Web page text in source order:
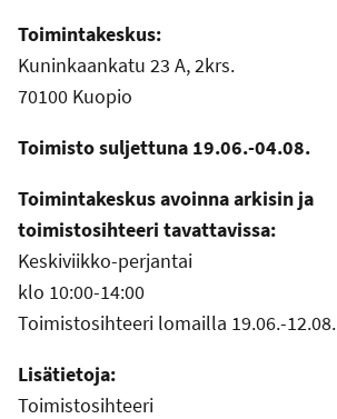
Toimintakeskus:
Kuninkaankatu 23 A, 2krs.
70100 Kuopio
Toimisto suljettuna 19.06.-04.08.
Toimintakeskus avoinna arkisin ja
toimistosihteeri tavattavissa:
Keskiviikko-perjantai
klo 10:00-14:00
Toimistosihteeri lomailla 19.06.-12.08.
Lisätietoja:
Toimistosihteeri